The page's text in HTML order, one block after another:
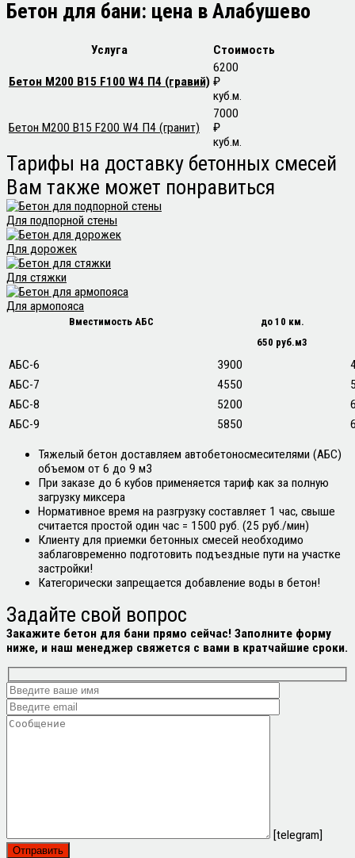
Бетон для бани: цена в Алабушево
Услуга Стоимость
Бетон М200 В15 F100 W4 П4 (гравий)
6200
₽
куб.м.
Бетон М200 В15 F200 W4 П4 (гранит)
7000
₽
куб.м.
Тарифы на доставку бетонных смесей
Вам также может понравиться
Для подпорной стены
Для дорожек
Для стяжки
Для армопояса
Вместимость АБС
до 10 км.
650 руб.м3
АБС-6 3900
АБС-7
4550
АБС-8
5200
АБС-9
5850
Тяжелый бетон доставляем автобетоносмесителями (АБС)
объемом от 6 до 9 м3
При заказе до 6 кубов применяется тариф как за полную
загрузку миксера
Нормативное время на разгрузку составляет 1 час, свыше
считается простой один час = 1500 руб. (25 руб./мин)
Клиенту для приемки бетонных смесей необходимо
заблаговременно подготовить подъездные пути на участке
застройки!
Категорически запрещается добавление воды в бетон!
Задайте свой вопрос
Закажите бетон для бани прямо сейчас! Заполните форму
ниже, и наш менеджер свяжется с вами в кратчайшие сроки.
[telegram]